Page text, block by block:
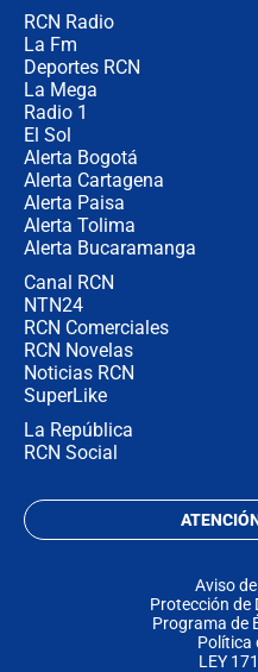
RCN Radio
La Fm
Deportes RCN
La Mega
Radio 1
El Sol
Alerta Bogotá
Alerta Cartagena
Alerta Paisa
Alerta Tolima
Alerta Bucaramanga
Canal RCN
NTN24
RCN Comerciales
RCN Novelas
Noticias RCN
SuperLike
La República
RCN Social
Aviso
Protección de
Programa de
Política
LEY